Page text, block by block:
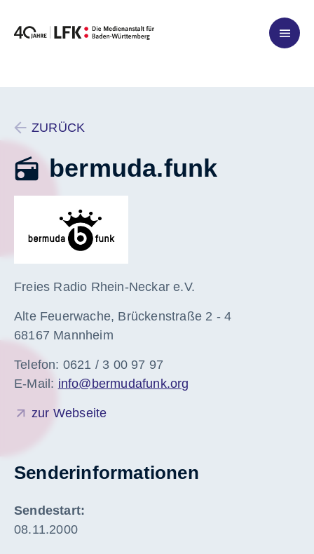
Zum Inhalt springen
ZURÜCK
bermuda.funk
Freies Radio Rhein-Neckar e.V.
Alte Feuerwache, Brückenstraße 2 - 4
68167 Mannheim
Telefon: 0621 / 3 00 97 97
E-Mail: info@bermudafunk.org
zur Webseite
Senderinformationen
Sendestart:
08.11.2000